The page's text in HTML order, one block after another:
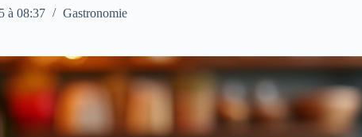
à 08:37 Gastronomie